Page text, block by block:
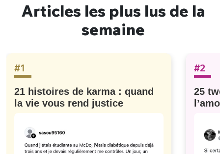
Articles les plus lus de la
semaine
#1
21 histoires de karma : quand
la vie vous rend justice
#2
25